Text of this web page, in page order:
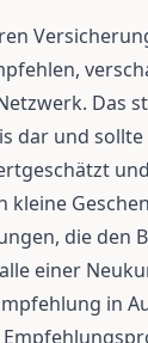
Das
dar und
kleine
die den
einer
in